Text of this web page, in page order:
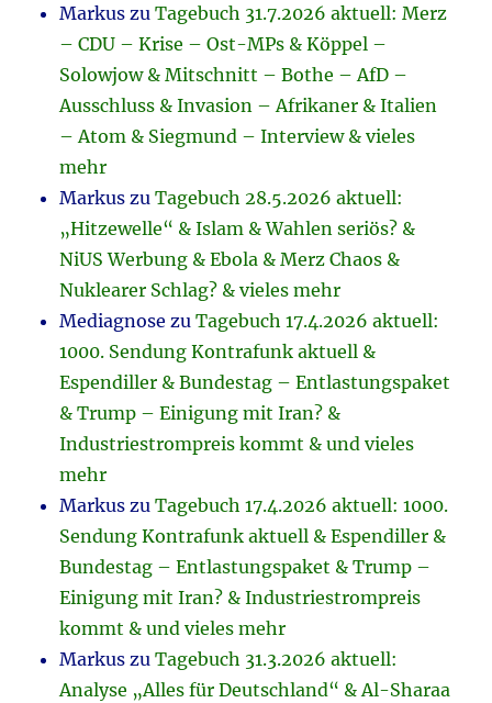
Markus zuTagebuch 31.7.2026 aktuell: Merz
– CDU – Krise – Ost-MPs & Köppel –
Solowjow & Mitschnitt – Bothe – AfD –
Ausschluss & Invasion – Afrikaner & Italien
– Atom & Siegmund – Interview & vieles
mehr
Markus zuTagebuch 28.5.2026 aktuell:
„Hitzewelle“ & Islam & Wahlen seriös? &
NiUS Werbung & Ebola & Merz Chaos &
Nuklearer Schlag? & vieles mehr
Mediagnose zuTagebuch 17.4.2026 aktuell:
1000. Sendung Kontrafunk aktuell &
Espendiller & Bundestag – Entlastungspaket
& Trump – Einigung mit Iran? &
Industriestrompreis kommt & und vieles
mehr
Markus zuTagebuch 17.4.2026 aktuell: 1000.
Sendung Kontrafunk aktuell & Espendiller &
Bundestag – Entlastungspaket & Trump –
Einigung mit Iran? & Industriestrompreis
kommt & und vieles mehr
Markus zuTagebuch 31.3.2026 aktuell:
Analyse „Alles für Deutschland“ & Al-Sharaa